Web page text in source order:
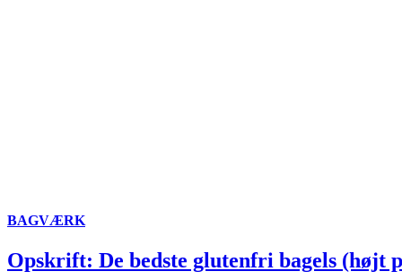
BAGVÆRK
Opskrift: De bedste glutenfri bagels (højt